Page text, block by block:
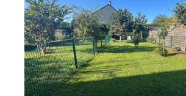
LE PIN 77
41,10 m2, 2 pièces
Ref : 2361
Appartement F2 à vendre
225 000 €